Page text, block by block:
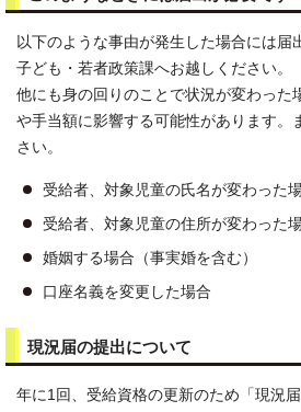
以下のような事由が発生した場合には届
子ども・若者政策課へお越しください。
他にも身の回りのことで状況が変わった
や手当額に影響する可能性があります。
さい。
受給者、対象児童の氏名が変わった
受給者、対象児童の住所が変わった
婚姻する場合（事実婚を含む）
口座名義を変更した場合
現況届の提出について
年に1回、受給資格の更新のため「現況